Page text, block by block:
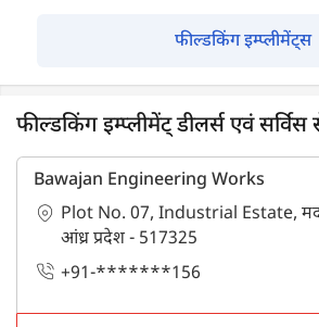
फील्डकिंग इम्प्लीमेंट्स
फील्डकिंग इम्प्लीमेंट् डीलर्स एवं सर्विस
Bawajan Engineering Works
Plot No. 07, Industrial Estate,
आंध्र प्रदेश - 517325
+91-*******156